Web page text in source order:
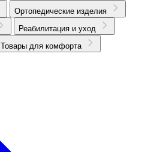
Ортопедические изделия
Реабилитация и уход
Товары для комфорта